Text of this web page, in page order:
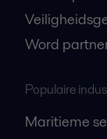
Word
Populaire
Maritieme